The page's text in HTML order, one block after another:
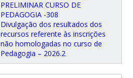
PRELIMINAR CURSO DE
PEDAGOGIA -308
Divulgação dos resultados dos
recursos referente às inscrições
não homologadas no curso de
Pedagogia – 2026.2